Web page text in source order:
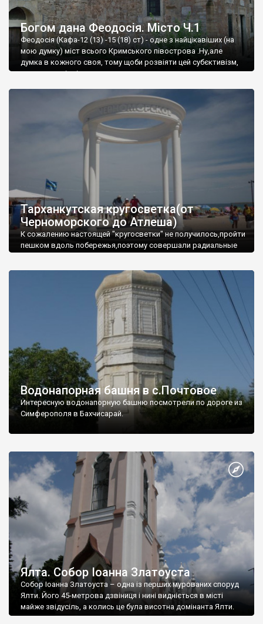
Богом дана Феодосія. Місто Ч.1
Феодосія (Кафа-12 (13) -15 (18) ст) - одне з найцікавіших (на
мою думку) міст всього Кримського півострова .Ну,але
думка в кожного своя, тому щоби розвіяти цей субєктивізм,
запрошую відвідати це
Тарханкутская кругосветка(от
Черноморского до Атлеша)
К сожалению настоящей "кругосветки" не получилось,пройти
пешком вдоль побережья,поэтому совершали радиальные
Водонапорная башня в с.Почтовое
Интересную водонапорную башню посмотрели по дороге из
Симферополя в Бахчисарай.
Ялта. Собор Іоанна Златоуста
Собор Іоанна Златоуста – одна із перших мурованих споруд
Ялти. Його 45-метрова дзвіниця і нині видніється в місті
майже звідусіль, а колись це була висотна домінанта Ялти.